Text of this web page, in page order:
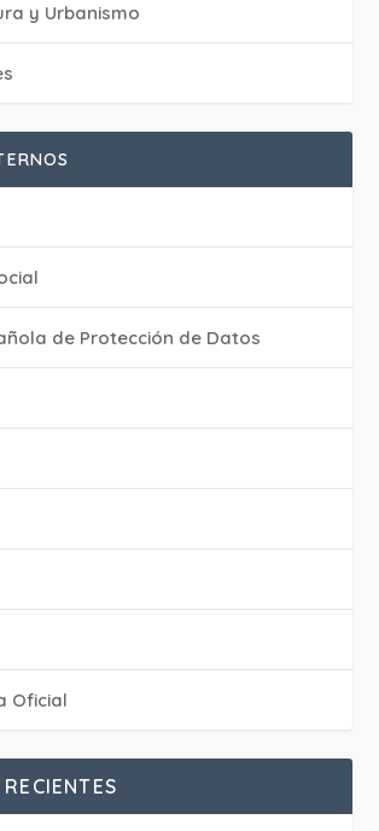
y Urbanismo
de Protección de Datos
Oficial